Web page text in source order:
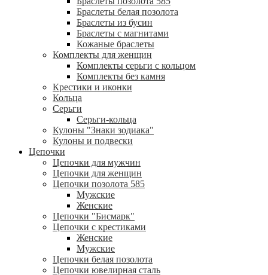
Браслеты белая позолота
Браслеты из бусин
Браслеты с магнитами
Кожаные браслеты
Комплекты для женщин
Комплекты серьги с кольцом
Комплекты без камня
Крестики и иконки
Кольца
Серьги
Серьги-кольца
Кулоны "Знаки зодиака"
Кулоны и подвески
Цепочки
Цепочки для мужчин
Цепочки для женщин
Цепочки позолота 585
Мужские
Женские
Цепочки "Бисмарк"
Цепочки с крестиками
Женские
Мужские
Цепочки белая позолота
Цепочки ювелирная сталь